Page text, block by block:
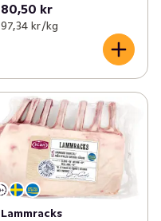
80,50 kr
97,34 kr /kg
Lammracks